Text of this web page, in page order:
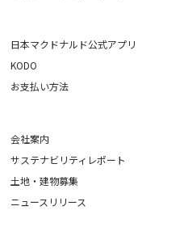
日本マクドナルド公式アプリ
KODO
お支払い方法
会社案内
サステナビリティレポート
土地・建物募集
ニュースリリース